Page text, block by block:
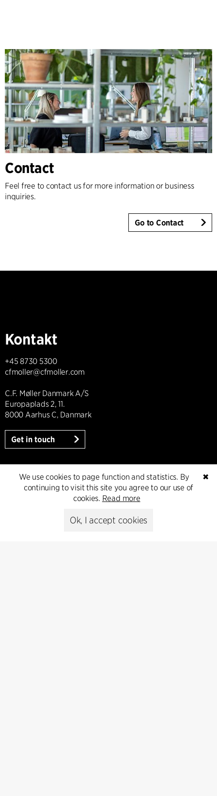
Contact
Feel free to contact us for more information or business
inquiries.
Go to Contact
Kontakt
+45 8730 5300
cfmoller@cfmoller.com
C.F. Møller Danmark A/S
Europaplads 2, 11.
8000 Aarhus C, Danmark
Get in touch
Presse
Peter Sikker Rasmussen
✖
We use cookies to page function and statistics. By
continuing to visit this site you agree to our use of
cookies. Read more
Ok, I accept cookies